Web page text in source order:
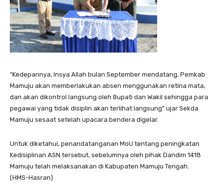
“Kedepannya, Insya Allah bulan September mendatang, Pemkab
Mamuju akan memberlakukan absen menggunakan retina mata,
dan akan dikontrol langsung oleh Bupati dan Wakil sehingga para
pegawai yang tidak disiplin akan terlihat langsung” ujar Sekda
Mamuju sesaat setelah upacara bendera digelar.
Untuk diketahui, penandatanganan MoU tentang peningkatan
Kedisiplinan ASN tersebut, sebelumnya oleh pihak Dandim 1418
Mamuju telah melaksanakan di Kabupaten Mamuju Tengah.
(HMS-Hasran)